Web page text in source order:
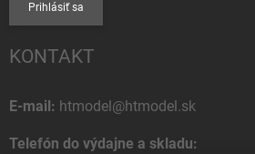
Prihlásiť sa
KONTAKT
E-mail: htmodel@htmodel.sk
Telefón do výdajne a skladu: